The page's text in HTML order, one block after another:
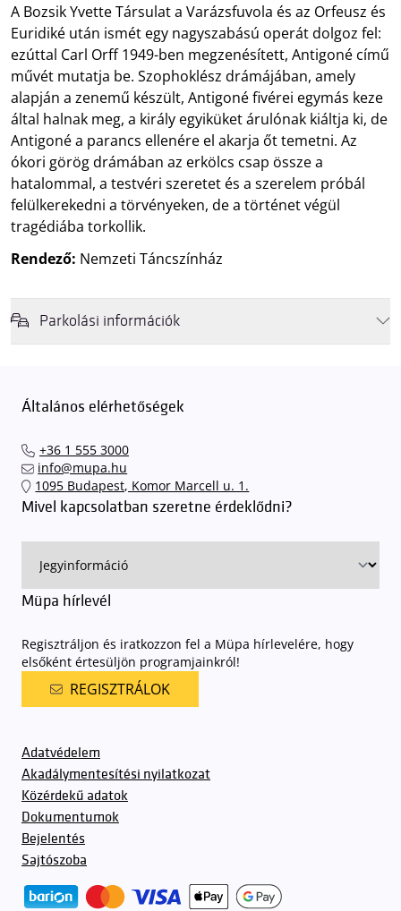
A Bozsik Yvette Társulat a Varázsfuvola és az Orfeusz és
Euridiké után ismét egy nagyszabású operát dolgoz fel:
ezúttal Carl Orff 1949-ben megzenésített, Antigoné című
művét mutatja be. Szophoklész drámájában, amely
alapján a zenemű készült, Antigoné fivérei egymás keze
által halnak meg, a király egyiküket árulónak kiáltja ki, de
Antigoné a parancs ellenére el akarja őt temetni. Az
ókori görög drámában az erkölcs csap össze a
hatalommal, a testvéri szeretet és a szerelem próbál
felülkerekedni a törvényeken, de a történet végül
tragédiába torkollik.
Rendező: Nemzeti Táncszínház
Parkolási információk
érkezéskor megnövekedett várakozási idővel érdemes kalkulálni. Ezt
azt javasoljuk kedves közönségünknek, induljanak
találhassák meg a legideálisabb parkolóhelyet és
érkezhessenek meg előadásainkra
sorompókat rendszámfelismerő automatika nyitja.
ingyenes azon vendégeink számára, akik egy aznapi fizetős
rendjének részletes leírásaelérhető itt.
Általános elérhetőségek
+36 1 555 3000
info@mupa.hu
1095 Budapest, Komor Marcell u. 1.
Mivel kapcsolatban szeretne érdeklődni?
Müpa hírlevél
Regisztráljon és iratkozzon fel a Müpa hírlevelére, hogy
elsőként értesüljön programjainkról!
REGISZTRÁLOK
Adatvédelem
Akadálymentesítési nyilatkozat
Közérdekű adatok
Dokumentumok
Bejelentés
Sajtószoba